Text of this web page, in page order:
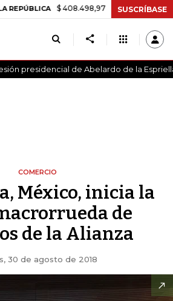
$ 408.498,97 +$ 8.753,81 +2,19%
SUSCRÍBASE
presidencial de Abelardo de la
COMERCIO
México, inicia la
de
de la Alianza
30 de agosto de 2018